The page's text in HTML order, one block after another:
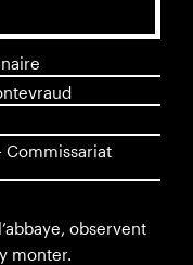
observent
monter.